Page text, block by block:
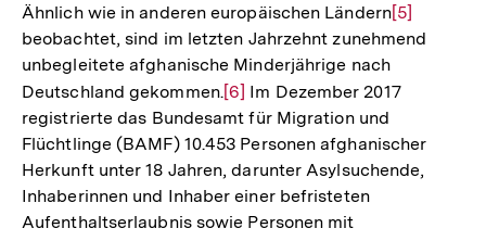
Ähnlich wie in anderen europäischen LändernZur
Auflösung
Fußnote
[5]
beobachtet, sind im letzten Jahrzehnt zunehmend
unbegleitete afghanische Minderjährige nach
Deutschland gekommen.Zur
Auflösung
der
Fußnote
[6] Im Dezember 2017
registrierte das Bundesamt für Migration und
Flüchtlinge (BAMF) 10.453 Personen afghanischer
Herkunft unter 18 Jahren, darunter Asylsuchende,
Inhaberinnen und Inhaber einer befristeten
Aufenthaltserlaubnis sowie Personen mit